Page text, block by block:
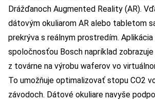
Drážďanoch Augmented Reality (AR).
dátovým okuliarom AR alebo tabletom
prekrýva s reálnym prostredím. Aplikácia
spoločnosťou Bosch napríklad
z továrne na výrobu waferov vo
To umožňuje optimalizovať stopu CO2
závodoch. Dátové okuliare navyše